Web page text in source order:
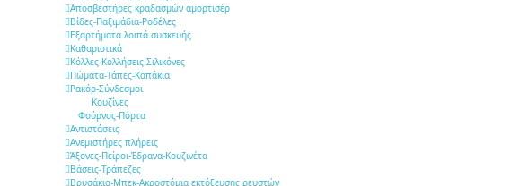
Αποσβεστήρες κραδασμών αμορτισέρ
Βίδες-Παξιμάδια-Ροδέλες
Εξαρτήματα λοιπά συσκευής
Καθαριστικά
Κόλλες-Κολλήσεις-Σιλικόνες
Πώματα-Τάπες-Καπάκια
Ρακόρ-Σύνδεσμοι
Κουζίνες
Φούρνος-Πόρτα
Αντιστάσεις
Ανεμιστήρες πλήρεις
Άξονες-Πείροι-Έδρανα-Κουζινέτα
Βάσεις-Τράπεζες
Βρυσάκια-Μπεκ-Ακροστόμια εκτόξευσης ρευστών